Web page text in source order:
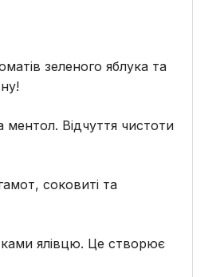
зеленого яблука та
Відчуття чистоти
соковиті та
ялівцю. Це створює